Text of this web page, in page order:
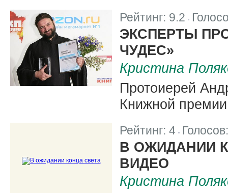
Рейтинг: 9.2
ЭКСПЕРТЫ
ЧУДЕС»
Кристина
Протоиерей
Книжной
Рейтинг: 4
В ОЖИДАНИИ
ВИДЕО
Кристина